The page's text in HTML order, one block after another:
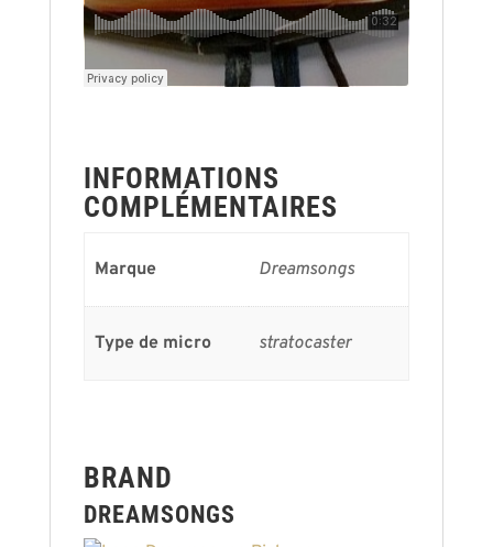
INFORMATIONS
COMPLÉMENTAIRES
Marque Dreamsongs
Type de micro stratocaster
BRAND
DREAMSONGS